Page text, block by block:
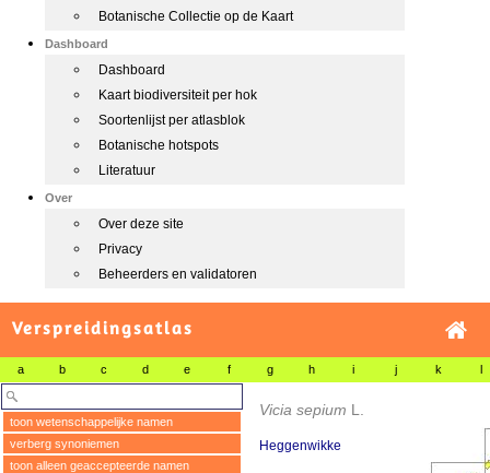
Botanische Collectie op de Kaart
Dashboard
Dashboard
Kaart biodiversiteit per hok
Soortenlijst per atlasblok
Botanische hotspots
Literatuur
Over
Over deze site
Privacy
Beheerders en validatoren
Verspreidingsatlas
a b c d e f g h i j k l
toon wetenschappelijke namen
verberg synoniemen
toon alleen geaccepteerde namen
Vicia sepium L.
Heggenwikke